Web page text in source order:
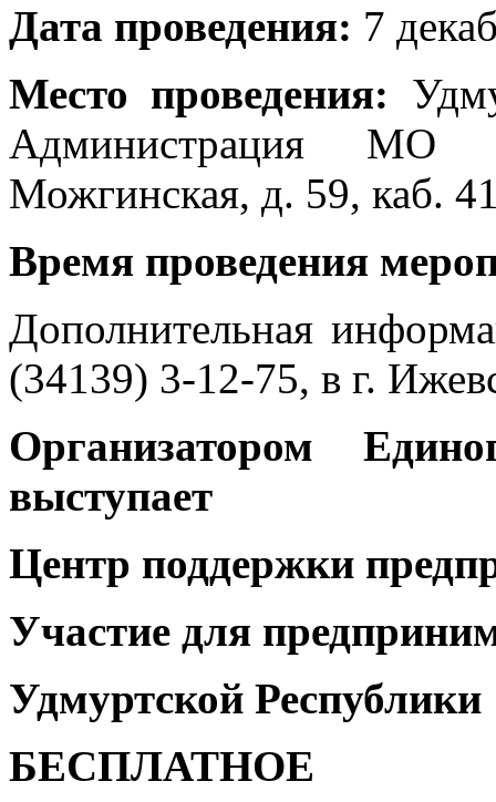
Дата проведения: 7
Место проведения:
Администрация МО
Можгинская, д. 59, каб.
Время проведения
Дополнительная
(34139) 3-12-75, в г.
Организатором
выступает
Центр поддержки
Участие для
Удмуртской Республики
БЕСПЛАТНОЕ